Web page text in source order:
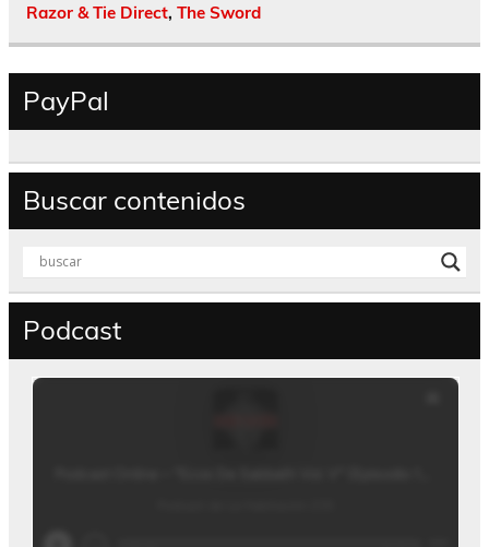
Razor & Tie Direct, The Sword
PayPal
Buscar contenidos
Podcast